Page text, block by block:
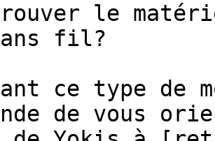
le
fil?
ce type de
de vous